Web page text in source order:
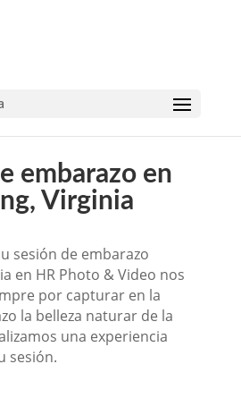
embarazo en
Virginia
sesión de embarazo
en HR Photo & Video nos
por capturar en la
la belleza naturar de la
una experiencia
sesión.